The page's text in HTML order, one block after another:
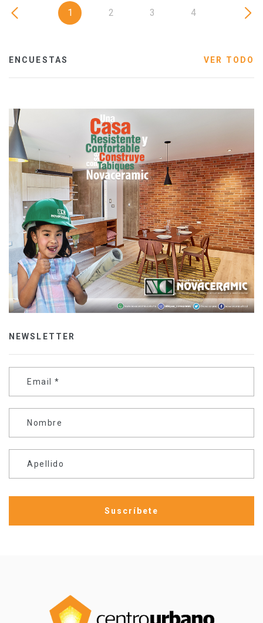
1 2 3 4
ENCUESTAS VER TODO
NEWSLETTER
Email *
Nombre
Apellido